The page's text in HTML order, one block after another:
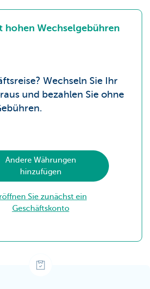
hohen Wechselgebühren
Wechseln Sie Ihr
und bezahlen Sie ohne
Andere Währungen
hinzufügen
Sie zunächst ein
Geschäftskonto